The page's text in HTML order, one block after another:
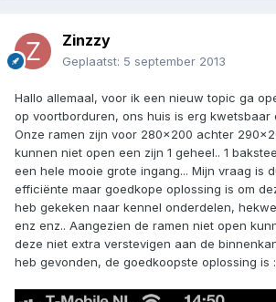
Zinzzy
Geplaatst: 5 september 2013
Hallo allemaal, voor ik een nieuw topic ga
op voortborduren, ons huis is erg kwetsbaar
Onze ramen zijn voor 280x200 achter
kunnen niet open een zijn 1 geheel.. 1
een hele mooie grote ingang... Mijn vraag is
efficiënte maar goedkope oplossing is om
heb gekeken naar kennel onderdelen,
enz enz.. Aangezien de ramen niet open
deze niet extra verstevigen aan de
heb gevonden, de goedkoopste oplossing is :